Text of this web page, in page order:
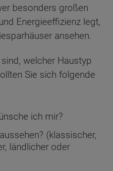
besonders großen
Energieeffizienz legt,
ansehen.
welcher Haustyp
Sie sich folgende
ich mir?
(klassischer,
ländlicher oder